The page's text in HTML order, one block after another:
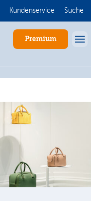
Kundenservice Suche
Premium